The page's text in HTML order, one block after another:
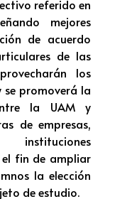
referido en
mejores
de acuerdo
de las
los
se promoverá la
la UAM y
de empresas,
el fin de ampliar
la elección
de estudio.